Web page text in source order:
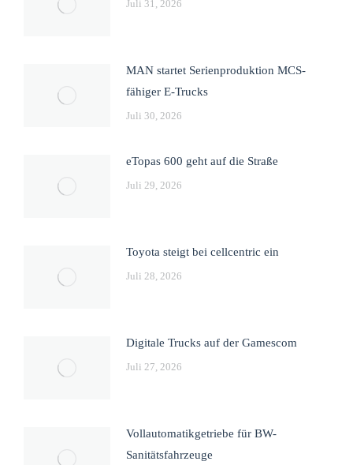
Juli 31, 2026
MAN startet Serienproduktion MCS-
fähiger E-Trucks
Juli 30, 2026
eTopas 600 geht auf die Straße
Juli 29, 2026
Toyota steigt bei cellcentric ein
Juli 28, 2026
Digitale Trucks auf der Gamescom
Juli 27, 2026
Vollautomatikgetriebe für BW-
Sanitätsfahrzeuge